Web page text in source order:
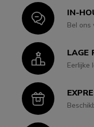
IconIN-
Bel ons
IconLAGE
Eerlijke
Icon